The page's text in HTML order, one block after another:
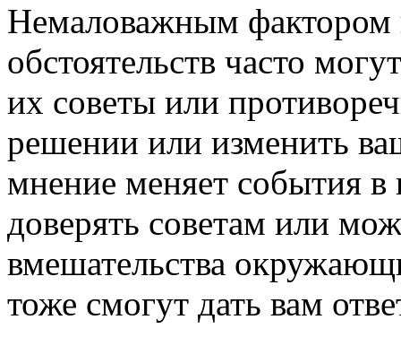
Немаловажным фактором
обстоятельств часто
их советы или
решении или изменить
мнение меняет события
доверять советам или
вмешательства
тоже смогут дать вам